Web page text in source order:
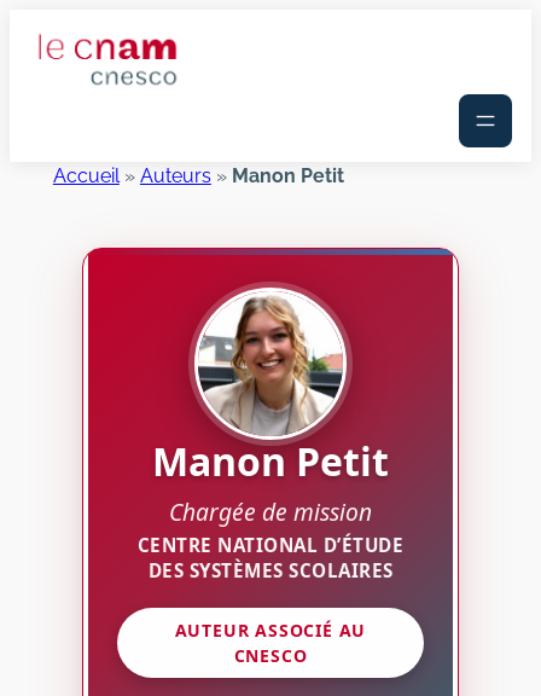
Accueil» Auteurs» Manon Petit
Manon Petit
Chargée de mission
CENTRE NATIONAL D’ÉTUDE
DES SYSTÈMES SCOLAIRES
AUTEUR ASSOCIÉ AU
CNESCO